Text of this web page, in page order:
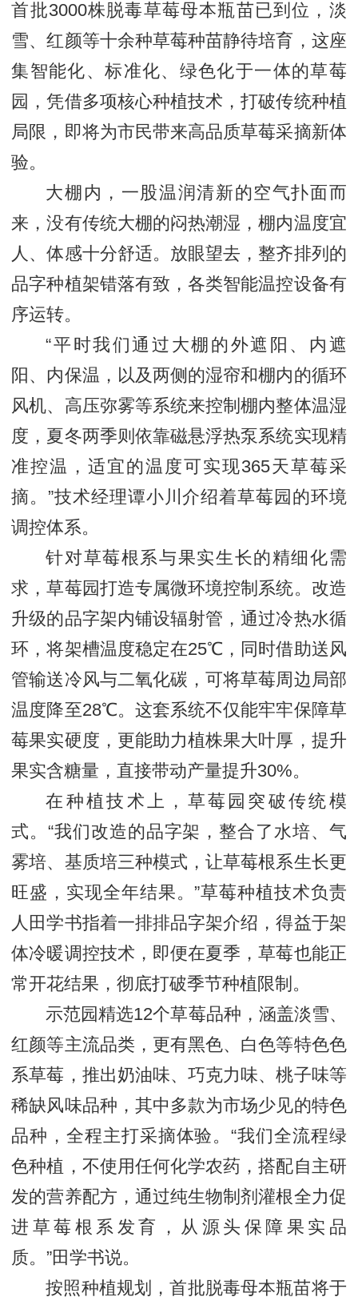
首批3000株脱毒草莓母本瓶苗已到位，淡
雪、红颜等十余种草莓种苗静待培育，这座
集智能化、标准化、绿色化于一体的草莓
园，凭借多项核心种植技术，打破传统种植
局限，即将为市民带来高品质草莓采摘新体
验。
大棚内，一股温润清新的空气扑面而
来，没有传统大棚的闷热潮湿，棚内温度宜
人、体感十分舒适。放眼望去，整齐排列的
品字种植架错落有致，各类智能温控设备有
序运转。
“平时我们通过大棚的外遮阳、内遮
阳、内保温，以及两侧的湿帘和棚内的循环
风机、高压弥雾等系统来控制棚内整体温湿
度，夏冬两季则依靠磁悬浮热泵系统实现精
准控温，适宜的温度可实现365天草莓采
摘。”技术经理谭小川介绍着草莓园的环境
调控体系。
针对草莓根系与果实生长的精细化需
求，草莓园打造专属微环境控制系统。改造
升级的品字架内铺设辐射管，通过冷热水循
环，将架槽温度稳定在25℃，同时借助送风
管输送冷风与二氧化碳，可将草莓周边局部
温度降至28℃。这套系统不仅能牢牢保障草
莓果实硬度，更能助力植株果大叶厚，提升
果实含糖量，直接带动产量提升30%。
在种植技术上，草莓园突破传统模
式。“我们改造的品字架，整合了水培、气
雾培、基质培三种模式，让草莓根系生长更
旺盛，实现全年结果。”草莓种植技术负责
人田学书指着一排排品字架介绍，得益于架
体冷暖调控技术，即便在夏季，草莓也能正
常开花结果，彻底打破季节种植限制。
示范园精选12个草莓品种，涵盖淡雪、
红颜等主流品类，更有黑色、白色等特色色
系草莓，推出奶油味、巧克力味、桃子味等
稀缺风味品种，其中多款为市场少见的特色
品种，全程主打采摘体验。“我们全流程绿
色种植，不使用任何化学农药，搭配自主研
发的营养配方，通过纯生物制剂灌根全力促
进草莓根系发育，从源头保障果实品
质。”田学书说。
按照种植规划，首批脱毒母本瓶苗将于